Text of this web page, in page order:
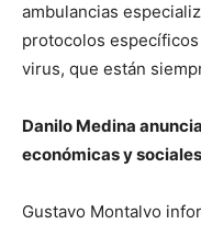
ambulancias
protocolos
virus, que están
Danilo Medina
económicas y sociales
Gustavo Montalvo